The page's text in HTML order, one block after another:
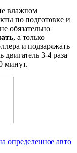
влажном
по подготовке и
обязательно.
, а только
и подзаряжать
двигатель 3-4 раза
минут.
определенное авто